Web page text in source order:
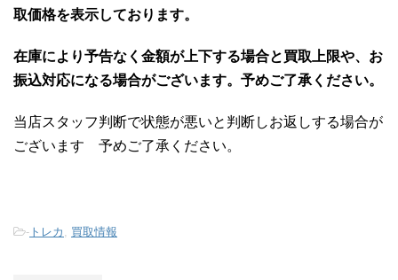
取価格を表示しております。
在庫により予告なく金額が上下する場合と買取上限や、お
振込対応になる場合がございます。予めご了承ください。
当店スタッフ判断で状態が悪いと判断しお返しする場合が
ございます 予めご了承ください。
- トレカ 買取情報